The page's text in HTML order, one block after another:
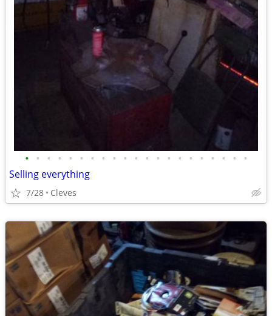
• • • • • • • • • • • • • • • • • • • • •
Selling everything
7/28 Cleves